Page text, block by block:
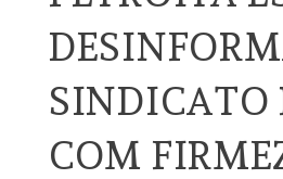
SINDICATO
COM